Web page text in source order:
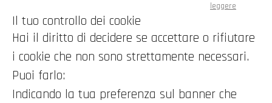
leggere
Il tuo controllo dei cookie
Hai il diritto di decidere se accettare o rifiutare
i cookie che non sono strettamente necessari.
Puoi farlo:
Indicando la tua preferenza sul banner che